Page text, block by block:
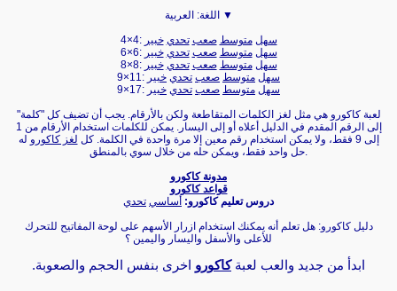
اللغة:
العربية ▼
4×4:
سهل متوسط صعب تحدي خبير
6×6:
سهل متوسط صعب تحدي خبير
8×8:
سهل متوسط صعب تحدي خبير
9×11:
سهل متوسط صعب تحدي خبير
9×17:
سهل متوسط صعب تحدي خبير
لعبة كاكورو هي مثل لغز الكلمات المتقاطعة ولكن بالأرقام. يجب أن تضيف كل "كلمة"
إلى الرقم المقدم في الدليل أعلاه أو إلى اليسار. يمكن للكلمات استخدام الأرقام من 1
إلى 9 فقط، ولا يمكن استخدام رقم معين إلا مرة واحدة في الكلمة. كل
لغز كاكورو له
حل واحد فقط، ويمكن حله من خلال سوي بالمنطق.
مدونة كاكورو
قواعد كاكورو
دروس تعليم كاكورو: أساسي تحدي
دليل كاكورو: هل تعلم أنه يمكنك استخدام ازرار الأسهم على لوحة المفاتيح للتحرك
للأعلى والأسفل واليسار واليمين ؟
ابدأ من جديد والعب لعبةكاكورو اخرى بنفس الحجم والصعوبة.‏